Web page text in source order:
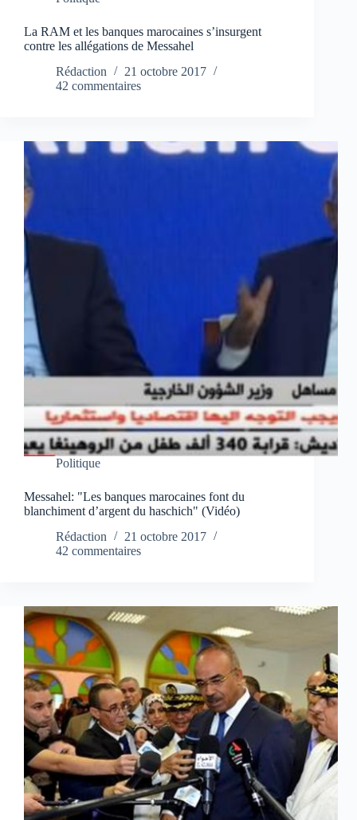
La RAM et les banques marocaines s’insurgent
contre les allégations de Messahel
Rédaction
21 octobre 2017
42 commentaires
Politique
Messahel: "Les banques marocaines font du
blanchiment d’argent du haschich" (Vidéo)
Rédaction
21 octobre 2017
42 commentaires